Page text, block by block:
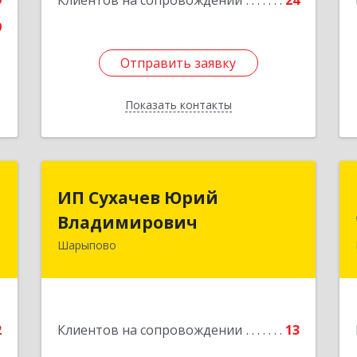
Отправить заявку
Показать контакты
Отправить заявку
Назад
ИП Сухачев Юрий
Владимирович
Шарыпово
Клиентов на сопровождении 13
ИП Сухачев Юрий
Владимирович
Подробнее